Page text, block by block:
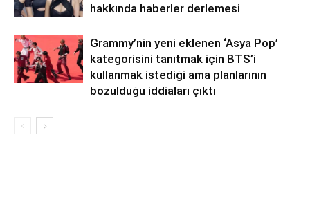
hakkında haberler derlemesi
Grammy’nin yeni eklenen ‘Asya Pop’
kategorisini tanıtmak için BTS’i
kullanmak istediği ama planlarının
bozulduğu iddiaları çıktı